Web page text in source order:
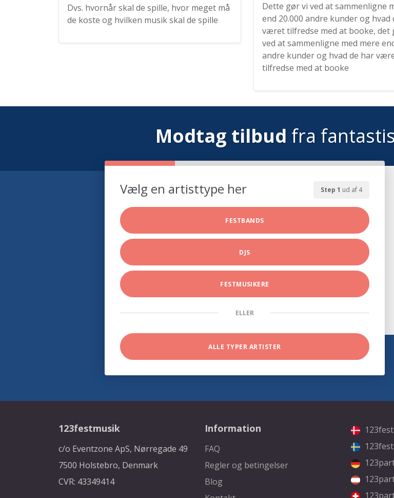
Dvs. hvornår skal de spille, hvor meget må
de koste og hvilken musik skal de spille
Dette gør vi ved at sammenligne
end 20.000 andre kunder og hvad
været tilfredse med at booke, det
ved at sammenligne med mere
andre kunder og hvad de har
tilfredse med at booke
Modtag tilbud fra
Step 1 ud af 4
Vælg en artisttype her
FESTBANDS
DJS
FESTMUSIKERE
ELLER
ALLE TYPER ARTISTER
123festmusik
c/o Eventzone ApS, Nørregade 49
7500 Holstebro, Denmark
CVR: 43349414
Information
FAQ
Regler og betingelser
Blog